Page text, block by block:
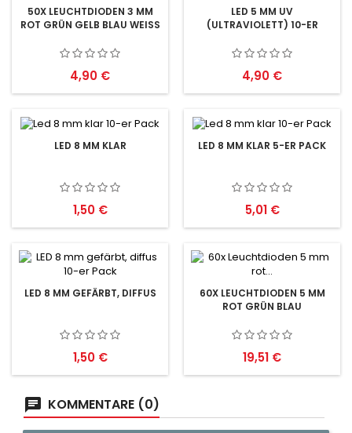
50X LEUCHTDIODEN 3 MM
ROT GRÜN GELB BLAU WEISS
Preis
4,90 €
LED 5 MM UV
(ULTRAVIOLETT) 10-ER
Preis
4,90 €
LED 8 MM KLAR
Preis
1,50 €
LED 8 MM KLAR 5-ER PACK
Preis
5,01 €
LED 8 MM GEFÄRBT, DIFFUS
Preis
1,50 €
60X LEUCHTDIODEN 5 MM
ROT GRÜN BLAU
Preis
19,51 €
KOMMENTARE (0)